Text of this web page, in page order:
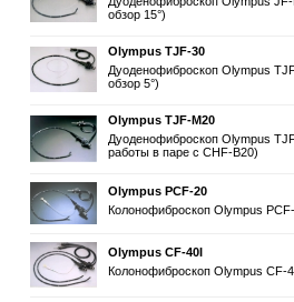
обзор 15°)
Olympus TJF-30
Дуоденофиброскоп Olympus
обзор 5°)
Olympus TJF-M20
Дуоденофиброскоп Olympus
работы в паре с CHF-B20)
Olympus PCF-20
Колонофиброскоп Olympus
Olympus CF-40I
Колонофиброскоп Olympus CF-